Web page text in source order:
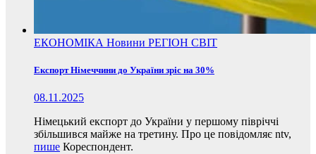
ЕКОНОМІКА Новини РЕГІОН СВІТ
Експорт Німеччини до України зріс на 30%
08.11.2025
Німецький експорт до України у першому півріччі
збільшився майже на третину. Про це повідомляє ntv,
пише Кореспондент.